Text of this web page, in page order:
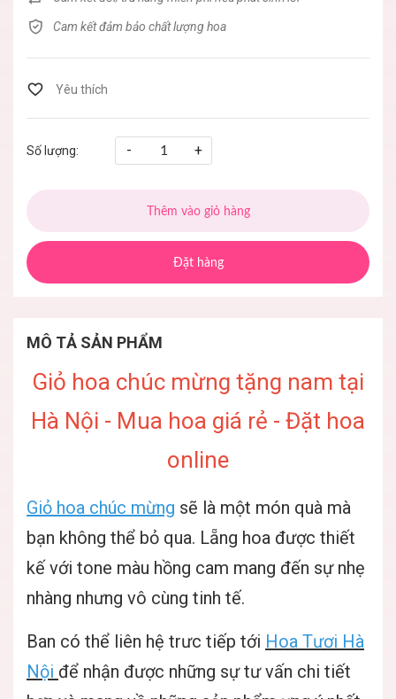
Cam kết đảm bảo chất lượng hoa
Số lượng: - +
Thêm vào giỏ hàng
Đặt hàng
MÔ TẢ SẢN PHẨM
Giỏ hoa chúc mừng tặng nam tại
Hà Nội - Mua hoa giá rẻ - Đặt hoa
online
Giỏ hoa chúc mừng sẽ là một món quà mà
bạn không thể bỏ qua. Lẵng hoa được thiết
kế với tone màu hồng cam mang đến sự nhẹ
nhàng nhưng vô cùng tinh tế.
Ban có thể liên hệ trưc tiếp tới Hoa Tươi Hà
Nội để nhận được những sự tư vấn chi tiết